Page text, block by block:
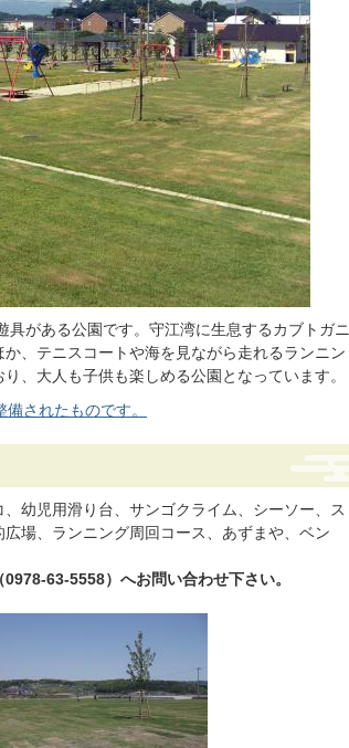
がある公園です。守江湾に生息するカブトガニ
、テニスコートや海を見ながら走れるランニン
、大人も子供も楽しめる公園となっています。
されたものです。
幼児用滑り台、サンゴクライム、シーソー、ス
場、ランニング周回コース、あずまや、ベン
63-5558）へお問い合わせ下さい。